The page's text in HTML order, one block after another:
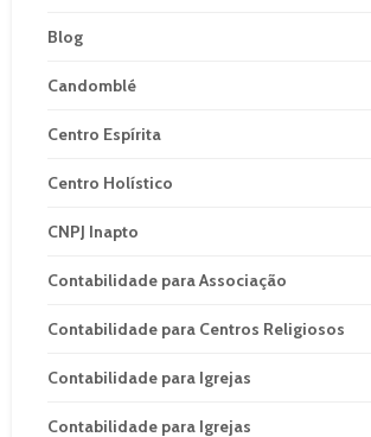
Blog
Candomblé
Centro Espírita
Centro Holístico
CNPJ Inapto
Contabilidade para Associação
Contabilidade para Centros Religiosos
Contabilidade para Igrejas
Contabilidade para Igrejas